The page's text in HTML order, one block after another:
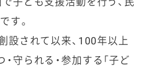
す。
設されて以来、100年以上
・守られる・参加する「子ど